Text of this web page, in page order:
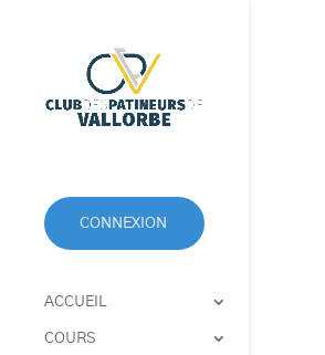
CONNEXION
ACCUEIL
COURS